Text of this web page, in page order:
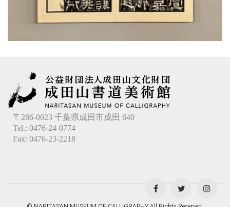
〒286-0023 千葉県成田市成田 640
Tel.: 0476-24-0774
Fax: 0476-23-2218